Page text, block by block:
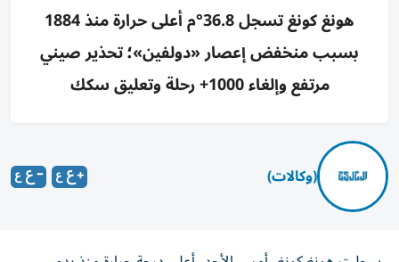
هونغ كونغ تسجل 36.8°م أعلى حرارة منذ 1884
بسبب منخفض إعصار «دولفين»؛ تحذير صيني
مرتفع وإلغاء 1000+ رحلة وتعليق سكك
(وكالات)